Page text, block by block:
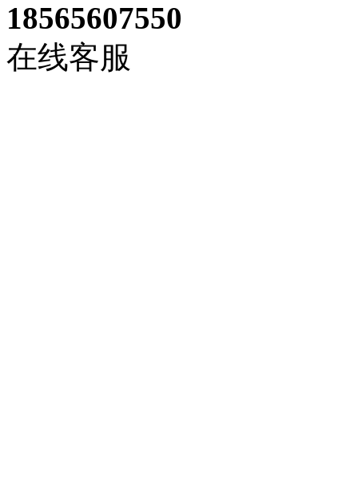
18565607550
在线客服